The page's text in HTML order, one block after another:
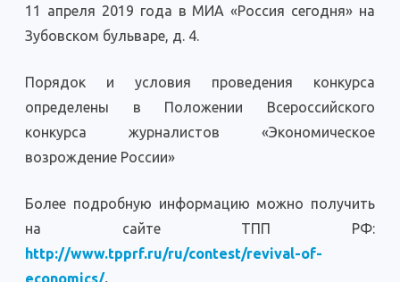
11 апреля 2019 года в МИА «Россия сегодня» на
Зубовском бульваре, д. 4.
Порядок и условия проведения конкурса
определены в Положении Всероссийского
конкурса журналистов «Экономическое
возрождение России»
Более подробную информацию можно получить
на сайте ТПП РФ:
http://www.tpprf.ru/ru/contest/revival-of-
economics/.